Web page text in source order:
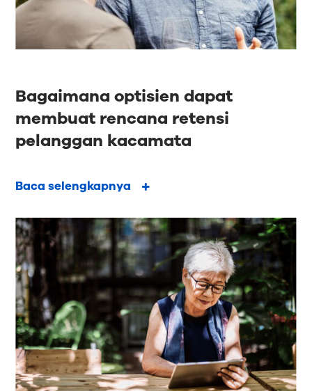
Bagaimana optisien dapat
membuat rencana retensi
pelanggan kacamata
Baca selengkapnya